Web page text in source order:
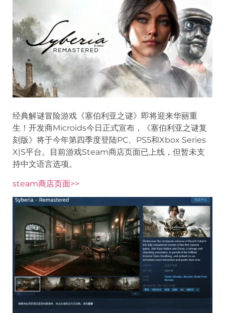
经典解谜冒险游戏《塞伯利亚之谜》即将迎来华丽重
生！开发商Microids今日正式宣布，《塞伯利亚之谜复
刻版》将于今年第四季度登陆PC、PS5和Xbox Series
X|S平台。目前游戏Steam商店页面已上线，但暂未支
持中文语言选项。
steam商店页面>>